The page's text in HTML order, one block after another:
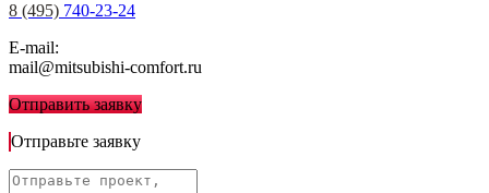
8 (495) 740-23-24
E-mail:
mail@mitsubishi-comfort.ru
Отправить заявку
Отправьте заявку